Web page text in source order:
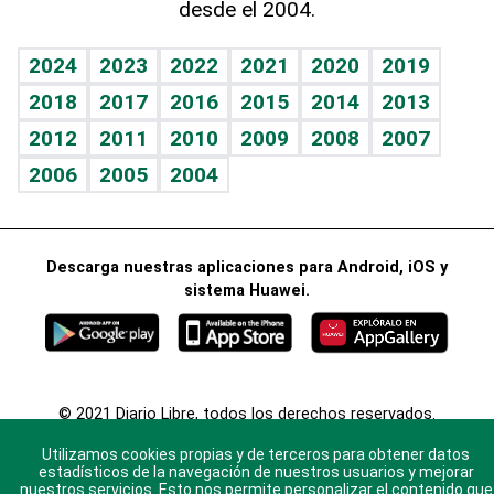
Vida y familia
Eñe
Celebrando la vida
Sin complejos
En pocas palabras
Escuchando al corazón
Economía Personal
TBT Deportivo
Guía del dinero
Horóscopos
Crucigramas
desde el 2004.
2024 2023 2022 2021 2020
2019
2018
2017 2016 2015 2014
2013
2012
2011 2010 2009 2008
2007
2006
2005 2004
Descarga nuestras aplicaciones para Android, iOS y
sistema Huawei.
© 2021 Diario Libre, todos los derechos reservados.
nosotros y conoce más sobre Diario Libre
Utilizamos cookies propias y de terceros para obtener datos
estadísticos de la navegación de nuestros usuarios y mejorar
nuestros servicios. Esto nos permite personalizar el contenido que